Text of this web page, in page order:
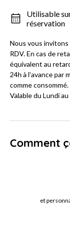
Utilisable
réservation
Nous vous invitons
RDV. En cas de
équivalent au
24h à l’avance par
comme consommé.
Valable du Lundi au
Comment
et